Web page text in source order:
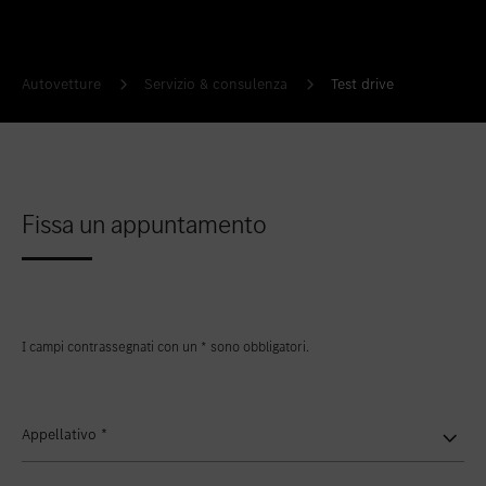
Autovetture Servizio & consulenza Test drive
Fissa un appuntamento
I campi contrassegnati con un * sono obbligatori.
Appellativo *